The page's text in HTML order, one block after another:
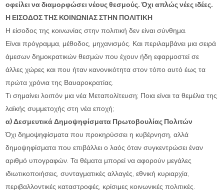
οφείλει να διαμορφώσει νέους θεσμούς. Όχι απλώς νέες ιδέες.
Η ΕΙΣΟΔΟΣ ΤΗΣ ΚΟΙΝΩΝΙΑΣ ΣΤΗΝ ΠΟΛΙΤΙΚΗ
Η είσοδος της κοινωνίας στην πολιτική δεν είναι σύνθημα.
Είναι πρόγραμμα, μέθοδος, μηχανισμός. Και περιλαμβάνει μια σειρά
άμεσων δημοκρατικών θεσμών που έχουν ήδη εφαρμοστεί σε
άλλες χώρες και που ήταν κανονικότητα στον τόπο αυτό έως τα
πρώτα χρόνια της Βαυαροκρατίας.
Τι σημαίνει λοιπόν μια νέα Μεταπολίτευση; Ποια είναι τα θεμέλια της
λαϊκής συμμετοχής στη νέα εποχή;
α) Δεσμευτικά Δημοψηφίσματα Πρωτοβουλίας Πολιτών
Όχι δημοψηφίσματα που προκηρύσσει η κυβέρνηση, αλλά
δημοψηφίσματα που επιβάλλει ο λαός όταν συγκεντρώσει έναν
αριθμό υπογραφών. Τα θέματα μπορεί να αφορούν μεγάλες
ιδιωτικοποιήσεις, συνταγματικές αλλαγές, εθνική κυριαρχία,
περιβαλλοντικές καταστροφές, κρίσιμες κοινωνικές πολιτικές.